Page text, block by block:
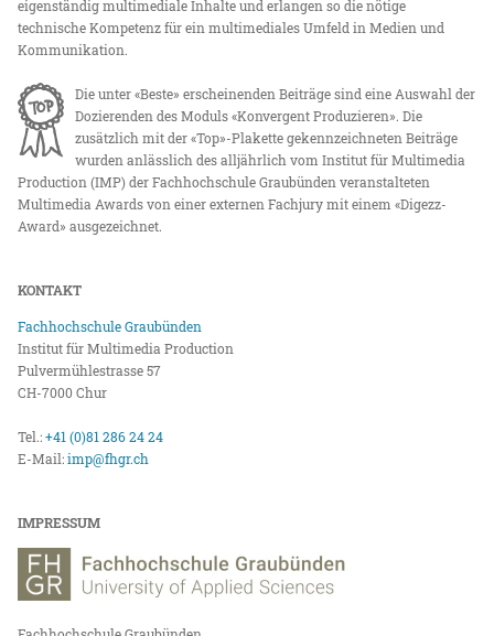
eigenständig multimediale Inhalte und erlangen so die nötige
technische Kompetenz für ein multimediales Umfeld in Medien und
Kommunikation.
Die unter «Beste» erscheinenden Beiträge sind eine Auswahl der
Dozierenden des Moduls «Konvergent Produzieren». Die
zusätzlich mit der «Top»-Plakette gekennzeichneten Beiträge
wurden anlässlich des alljährlich vom Institut für Multimedia
Production (IMP) der Fachhochschule Graubünden veranstalteten
Multimedia Awards von einer externen Fachjury mit einem «Digezz-
Award» ausgezeichnet.
KONTAKT
Fachhochschule Graubünden
Institut für Multimedia Production
Pulvermühlestrasse 57
CH-7000 Chur
Tel.:+41 (0)81 286 24 24
E-Mail:imp@fhgr.ch
IMPRESSUM